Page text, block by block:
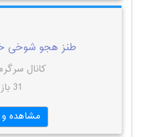
طنز هجو شوخی
کانال
31 بازدید
مشاهده